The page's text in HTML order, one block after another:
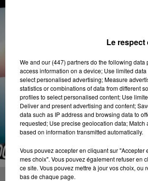
Le
We and our (447) partnersdo the following data
access information on a device; Use limited
select personalised advertising; Measure
statistics or combinations of data from different
profiles to select personalised content; Use
Deliver and present advertising and content;
data such as IP address and browsing data to
requested; Use precise geolocation data;
based on information transmitted automatically.
Vous pouvez accepter en cliquant sur
mes choix". Vous pouvez également refuser en
ce site. Vous pouvez mettre à jour vos choix,
bas de chaque page.